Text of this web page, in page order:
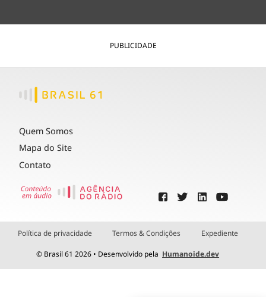
PUBLICIDADE
Quem Somos
Mapa do Site
Contato
Política de privacidade Termos & Condições Expediente
© Brasil 61 2026 • Desenvolvido pela Humanoide.dev